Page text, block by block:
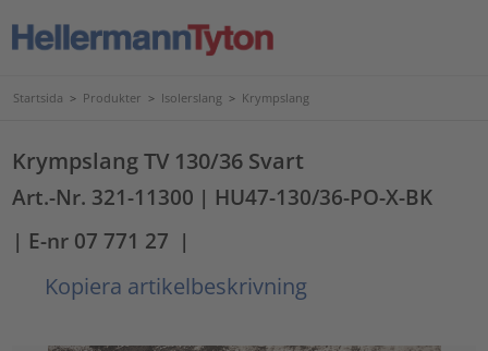
Startsida > Produkter > Isolerslang > Krympslang
Krympslang TV 130/36 Svart
Art.-Nr. 321-11300 | HU47-130/36-PO-X-BK
| E-nr 07 771 27 |
Kopiera artikelbeskrivning